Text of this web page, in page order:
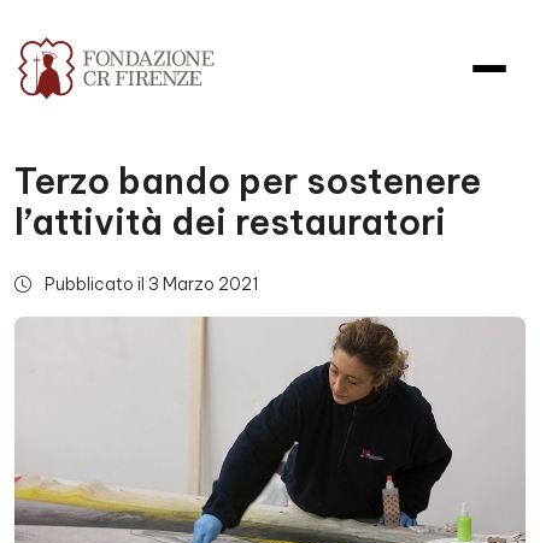
Terzo bando per sostenere
l’attività dei restauratori
Pubblicato il 3 Marzo 2021